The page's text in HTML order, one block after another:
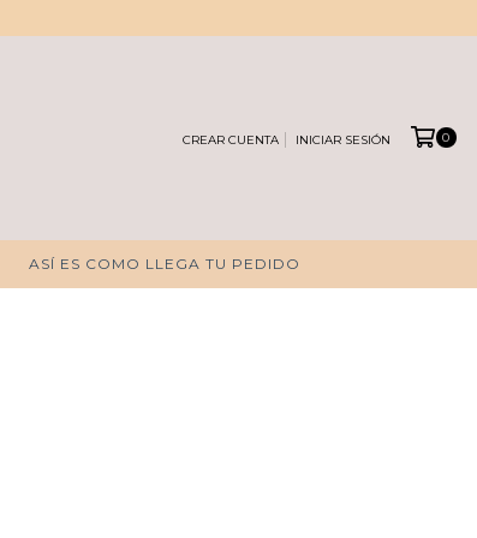
CREAR CUENTA INICIAR SESIÓN 0
ASÍ ES COMO LLEGA TU PEDIDO